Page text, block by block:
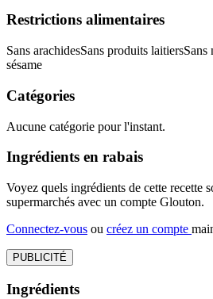
Restrictions alimentaires
Sans arachidesSans produits laitiersSans
sésame
Catégories
Aucune catégorie pour l'instant.
Ingrédients en rabais
Voyez quels ingrédients de cette recette
supermarchés avec un compte Glouton.
Connectez-vous ou créez un compte
PUBLICITÉ
Ingrédients